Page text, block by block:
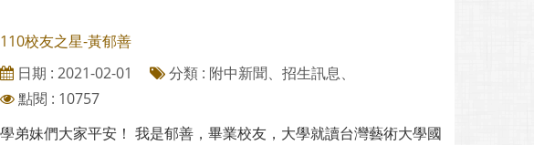
110校友之星-黃郁善
日期 : 2021-02-01
分類 : 附中新聞、招生訊息、
點閱 : 10757
學弟妹們大家平安！ 我是郁善，畢業校友，大學就讀台灣藝術大學國